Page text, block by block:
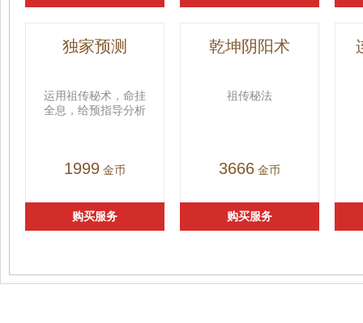
独家预测
运用祖传秘术，命挂
全息，给预指导分析
1999 金币
购买服务
乾坤阴阳术
祖传秘法
3666 金币
购买服务